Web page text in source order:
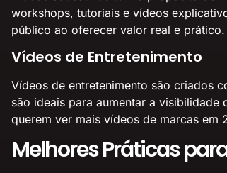
workshops, tutoriais e vídeos
público ao oferecer valor real e prático.
Vídeos de Entretenimento
Vídeos de entretenimento são criados
são ideais para aumentar a
querem ver mais vídeos de marcas em
Melhores Práticas